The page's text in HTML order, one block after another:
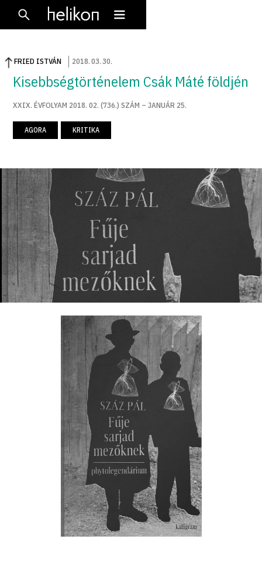
FRIED ISTVÁN 2018.03.30.
Kisebbségtörténelem Csák Máté földjén
XXIX. ÉVFOLYAM 2018. 02. (736.) SZÁM – JANUÁR 25.
AGORA KRITIKA